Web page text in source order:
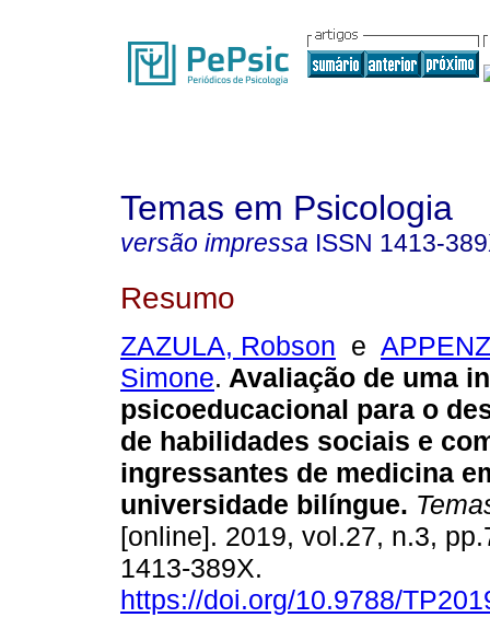
Temas em Psicologia
versão impressa ISSN 1413-
Resumo
ZAZULA, Robson e
Simone. Avaliação de uma
psicoeducacional para o
de habilidades sociais e
ingressantes de medicina
universidade bilíngue.
[online]. 2019, vol.27, n.3,
1413-389X.
https://doi.org/10.9788/